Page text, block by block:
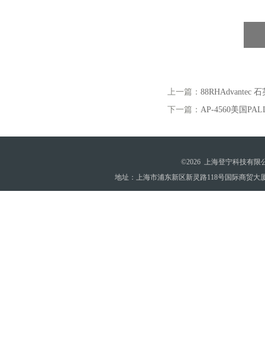
上一篇： 88RHAdvantec
下一篇： AP-4560美国
©2026 上海登宁科技有限
地址：上海市浦东新区新灵路118号国际商贸大